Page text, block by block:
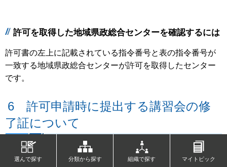
許可を取得した地域県政総合センターを確認するには
許可書の左上に記載されている指令番号と表の指令番号が
一致する地域県政総合センターが許可を取得したセンター
です。
6 許可申請時に提出する講習会の修
了証について
産業廃棄物処理業の許可申請時には、（公財）日本産業廃
棄物処理振興センターが実施する講習会の修了証（写し）
選んで探す 分類から探す 組織で探す マイトピック